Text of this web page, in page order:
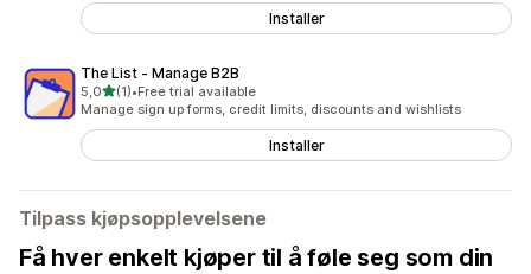
Installer
The List ‑ Manage B2B
5,0av 5 stjerner
(1)
Totalt 1 omtaler
•Free trial available
Manage sign up forms, credit limits, discounts and wishlists
Installer
Tilpass kjøpsopplevelsene
Få hver enkelt kjøper til å føle seg som din